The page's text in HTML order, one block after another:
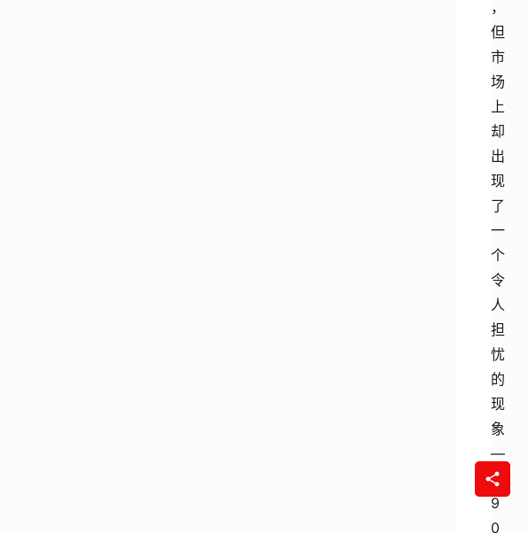
，
但
市
场
上
却
出
现
了
一
个
令
人
担
忧
的
现
象
—
—
9
0